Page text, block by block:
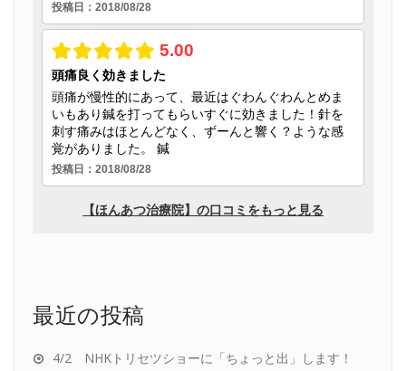
最近の投稿
4/2 NHKトリセツショーに「ちょっと出」します！